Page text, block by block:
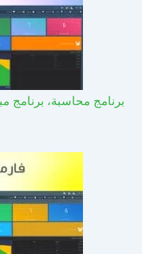
برنامج محاسبة، برنامج